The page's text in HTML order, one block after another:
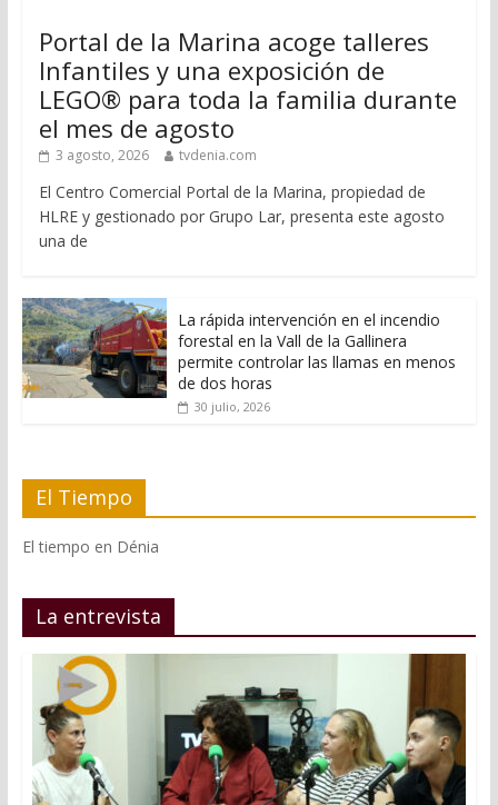
Portal de la Marina acoge talleres
Infantiles y una exposición de
LEGO® para toda la familia durante
el mes de agosto
3 agosto, 2026 tvdenia.com
El Centro Comercial Portal de la Marina, propiedad de
HLRE y gestionado por Grupo Lar, presenta este agosto
una de
La rápida intervención en el incendio
forestal en la Vall de la Gallinera
permite controlar las llamas en menos
de dos horas
30 julio, 2026
El Tiempo
El tiempo en Dénia
La entrevista